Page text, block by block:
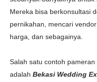
Mereka bisa berkonsultasi
pernikahan, mencari
harga, dan sebagainya.
Salah satu contoh
adalah Bekasi Wedding